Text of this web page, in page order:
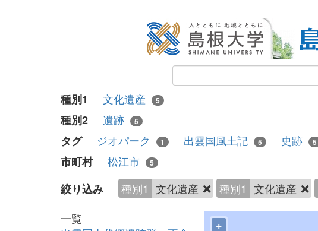
種別1 文化遺産 5
種別2 遺跡 5
タグ ジオパーク 1 出雲国風土記 5 史跡 5
市町村 松江市 5
絞り込み 種別1 文化遺産 種別1 文化遺産
一覧
+